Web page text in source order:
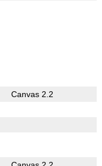
Canvas 2.2